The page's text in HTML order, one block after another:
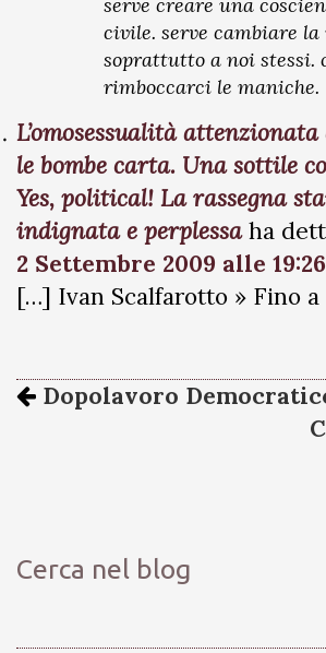
civile. serve cambiare
soprattutto a noi stessi.
rimboccarci le maniche.
L’omosessualità
le bombe carta. Una sottile
Yes, political! La rassegna
indignata e perplessa ha
2 Settembre 2009 alle 19:26
[…] Ivan Scalfarotto » Fino
Dopolavoro
Cerca nel blog